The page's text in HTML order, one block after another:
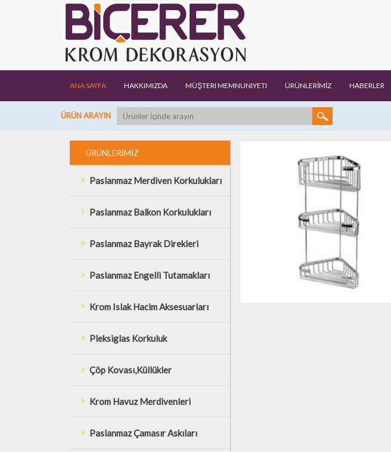
ANA SAYFA HAKKIMIZDA MÜŞTERI MEMNUNIYETI ÜRÜNLERİMİZ HABERLER
ÜRÜN ARAYIN
ÜRÜNLERİMİZ
Paslanmaz Merdiven Korkulukları
Paslanmaz Balkon Korkulukları
Paslanmaz Bayrak Direkleri
Paslanmaz Engelli Tutamakları
Krom Islak Hacim Aksesuarları
Pleksiglas Korkuluk
Çöp Kovası,Küllükler
Krom Havuz Merdivenleri
Paslanmaz Çamasır Askıları